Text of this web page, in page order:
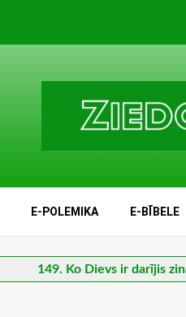
E-POLEMIKA E-BĪBELE
149. Ko Dievs ir darījis